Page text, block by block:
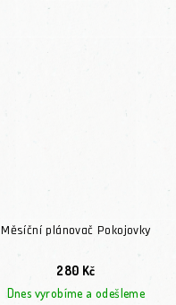
Měsíční plánovač Pokojovky
280 Kč
Dnes vyrobíme a odešleme